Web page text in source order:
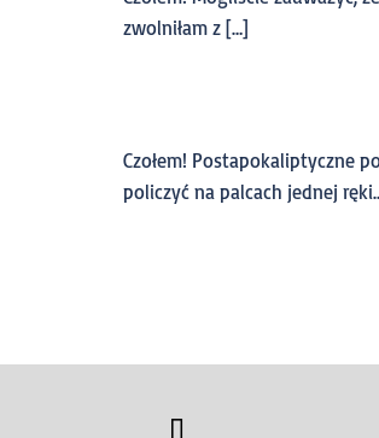
zwolniłam z […]
Czołem! Postapokaliptyczne
policzyć na palcach jednej